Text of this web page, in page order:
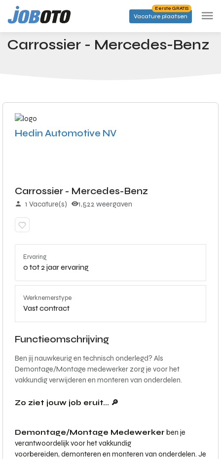
Skip to main content
Vacature plaatsen
Eerste GRATIS
Startpagina Banen Carrossier - Mercedes-Benz
Carrossier - Mercedes-Benz
Hedin Automotive NV
Carrossier - Mercedes-Benz
1 Vacature(s) 1,522 weergaven
Ervaring
0 tot 2 jaar ervaring
Werknemerstype
Vast contract
Functieomschrijving
Ben jij nauwkeurig en technisch onderlegd? Als
Demontage/Montage medewerker zorg je voor het
vakkundig verwijderen en monteren van onderdelen.
Zo ziet jouw job eruit... 🔎
Demontage/Montage Medewerker ben je
verantwoordelijk voor het vakkundig
voorbereiden, demonteren en monteren van onderdelen. Je